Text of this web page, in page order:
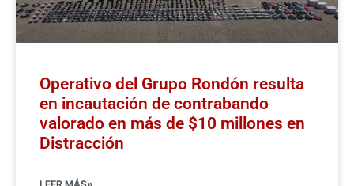
Operativo del Grupo Rondón resulta
en incautación de contrabando
valorado en más de $10 millones en
Distracción